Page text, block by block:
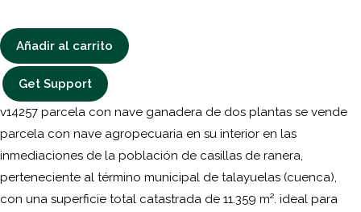
Añadir al carrito
Get Support
v14257 parcela con nave ganadera de dos plantas se vende
parcela con nave agropecuaria en su interior en las
inmediaciones de la población de casillas de ranera,
perteneciente al término municipal de talayuelas (cuenca),
con una superficie total catastrada de 11.359 m². ideal para